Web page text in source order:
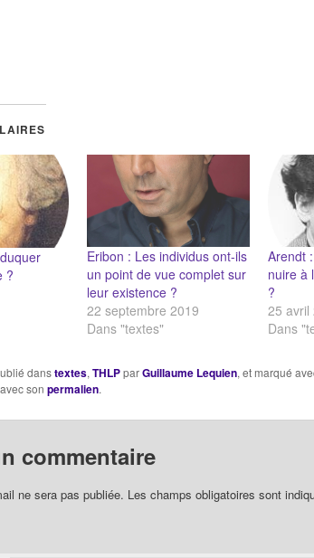
?
Eribon : Les individus ont-ils
un point de vue complet sur
leur existence ?
22 septembre 2019
Dans "textes"
Arendt
nuire à
?
25 avril
Dans
danstextes, THLPparGuillaume Lequien, et marqué
son permalien.
commentaire
ne sera pas publiée. Les champs obligatoires sont